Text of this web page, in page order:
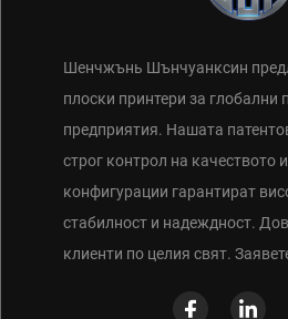
Шенчжънь Шънчуанксин
плоски принтери за глобални
предприятия. Нашата
строг контрол на качеството
конфигурации гарантират
стабилност и надеждност.
клиенти по целия свят.